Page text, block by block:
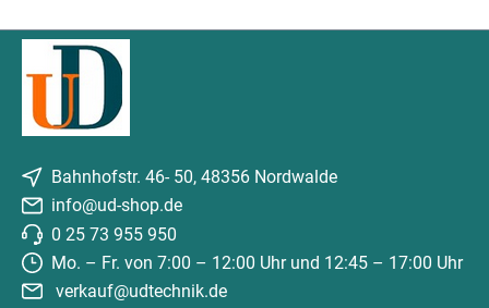
Bahnhofstr. 46- 50, 48356 Nordwalde
info@ud-shop.de
0 25 73 955 950
Mo. – Fr. von 7:00 – 12:00 Uhr und 12:45 – 17:00 Uhr
verkauf@udtechnik.de